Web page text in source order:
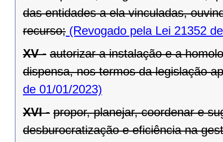
das entidades a ela vinculadas,
recurso; (Revogado pela Lei 21352
XV - autorizar a instalação e a
dispensa, nos termos da legislação
de 01/01/2023)
XVI - propor, planejar, coordenar e
desburocratização e eficiência na